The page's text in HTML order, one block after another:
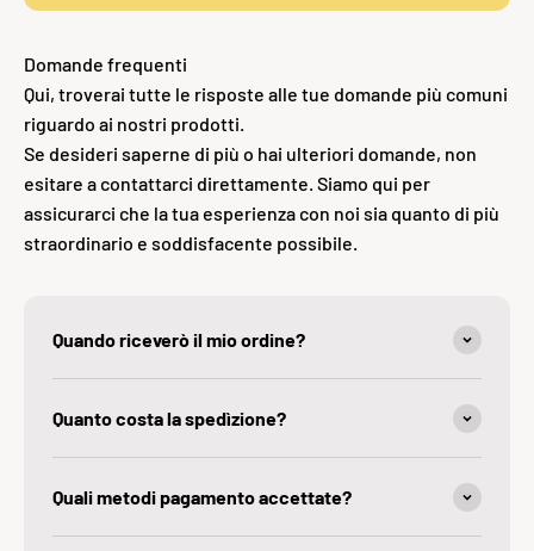
Domande frequenti
Qui, troverai tutte le risposte alle tue domande più comuni
riguardo ai nostri prodotti.
Se desideri saperne di più o hai ulteriori domande, non
esitare a contattarci direttamente. Siamo qui per
assicurarci che la tua esperienza con noi sia quanto di più
straordinario e soddisfacente possibile.
Quando riceverò il mio ordine?
Quanto costa la spedìzione?
Quali metodi pagamento accettate?